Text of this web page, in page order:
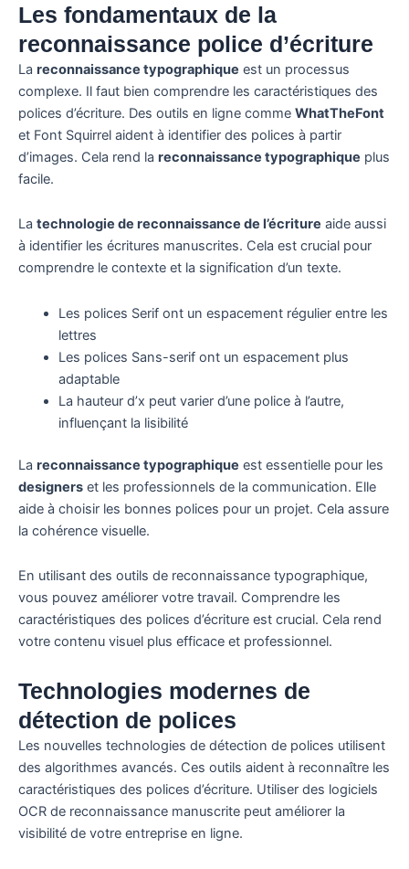
Les fondamentaux de la
reconnaissance police d’écriture
La reconnaissance typographique est un processus
complexe. Il faut bien comprendre les caractéristiques des
polices d’écriture. Des outils en ligne comme WhatTheFont
et Font Squirrel aident à identifier des polices à partir
d’images. Cela rend la reconnaissance typographique plus
facile.
La technologie de reconnaissance de l’écriture aide aussi
à identifier les écritures manuscrites. Cela est crucial pour
comprendre le contexte et la signification d’un texte.
Les polices Serif ont un espacement régulier entre les
lettres
Les polices Sans-serif ont un espacement plus
adaptable
La hauteur d’x peut varier d’une police à l’autre,
influençant la lisibilité
La reconnaissance typographique est essentielle pour les
designers et les professionnels de la communication. Elle
aide à choisir les bonnes polices pour un projet. Cela assure
la cohérence visuelle.
En utilisant des outils de reconnaissance typographique,
vous pouvez améliorer votre travail. Comprendre les
caractéristiques des polices d’écriture est crucial. Cela rend
votre contenu visuel plus efficace et professionnel.
Technologies modernes de
détection de polices
Les nouvelles technologies de détection de polices utilisent
des algorithmes avancés. Ces outils aident à reconnaître les
caractéristiques des polices d’écriture. Utiliser des logiciels
OCR de reconnaissance manuscrite peut améliorer la
visibilité de votre entreprise en ligne.